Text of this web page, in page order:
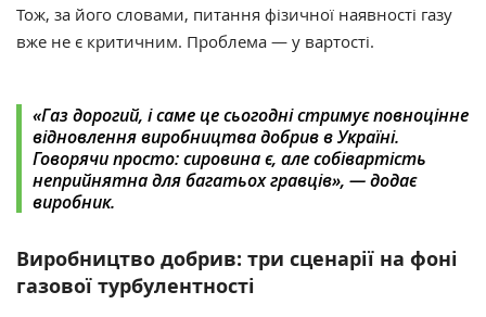
Тож, за його словами, питання фізичної наявності газу
вже не є критичним. Проблема — у вартості.
«Газ дорогий, і саме це сьогодні стримує повноцінне
відновлення виробництва добрив в Україні.
Говорячи просто: сировина є, але собівартість
неприйнятна для багатьох гравців», — додає
виробник.
Виробництво добрив: три сценарії на фоні
газової турбулентності